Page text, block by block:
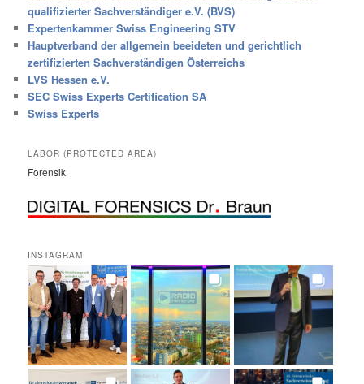
qualifizierter Sachverständiger e.V. (BVS)
Expertenkammer Swiss Engineering STV
Hauptverband der allgemein beeideten und gerichtlich
zertifizierten Sachverständigen Österreichs
LVS Hessen e.V.
SEC Swiss Experts Certification SA
Swiss Experts
LABOR (PROTECTED AREA)
Forensik
INSTAGRAM